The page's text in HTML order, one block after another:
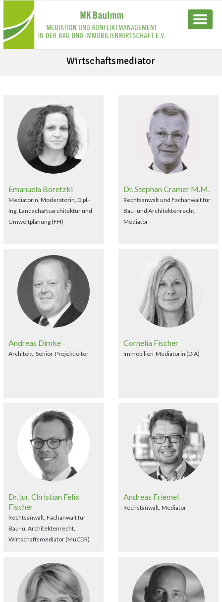
Wirtschaftsmediator
Emanuela Boretzki
Mediatorin, Moderatorin, Dipl.-
Ing. Landschaftsarchitektur und
Umweltplanung (FH)
Dr. Stephan Cramer M.M.
Rechtsanwalt und Fachanwalt für
Bau- und Architektenrecht,
Mediator
Andreas Dimke
Architekt, Senior-Projektleiter
Cornelia Fischer
Immobilien-Mediatorin (DIA)
Dr. jur. Christian Felix
Fischer
Rechtsanwalt, Fachanwalt für
Bau- u. Architektenrecht,
Wirtschaftsmediator (MuCDR)
Andreas Friemel
Rechstanwalt, Mediator